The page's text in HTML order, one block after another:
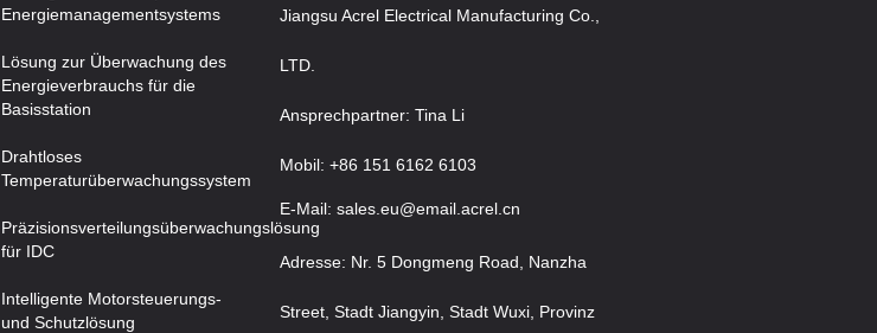
Energiemanagementsystems
Lösung zur Überwachung des
Energieverbrauchs für die
Basisstation
Drahtloses
Temperaturüberwachungssystem
Präzisionsverteilungsüberwachungslösung
für IDC
Intelligente Motorsteuerungs-
und Schutzlösung
Jiangsu Acrel Electrical Manufacturing Co.,
LTD.
Ansprechpartner: Tina Li
Mobil: +86 151 6162 6103
E-Mail: sales.eu@email.acrel.cn
Adresse: Nr. 5 Dongmeng Road, Nanzha
Street, Stadt Jiangyin, Stadt Wuxi, Provinz